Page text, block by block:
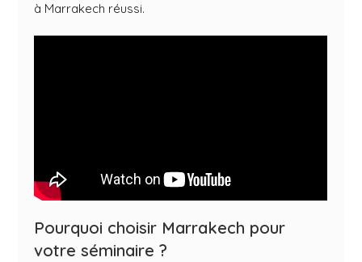
à Marrakech réussi.
Pourquoi choisir Marrakech pour
votre séminaire ?